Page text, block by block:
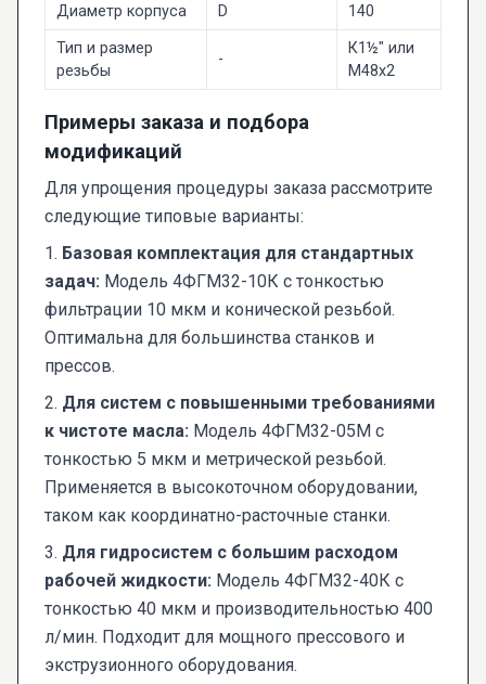
Диаметр корпуса D
140
Тип и размер
резьбы
-
К1½" или
М48х2
Примеры заказа и подбора
модификаций
Для упрощения процедуры заказа рассмотрите
следующие типовые варианты:
1. Базовая комплектация для стандартных
задач: Модель 4ФГМ32-10К с тонкостью
фильтрации 10 мкм и конической резьбой.
Оптимальна для большинства станков и
прессов.
2. Для систем с повышенными требованиями
к чистоте масла: Модель 4ФГМ32-05М с
тонкостью 5 мкм и метрической резьбой.
Применяется в высокоточном оборудовании,
таком как координатно-расточные станки.
3. Для гидросистем с большим расходом
рабочей жидкости: Модель 4ФГМ32-40К с
тонкостью 40 мкм и производительностью 400
л/мин. Подходит для мощного прессового и
экструзионного оборудования.